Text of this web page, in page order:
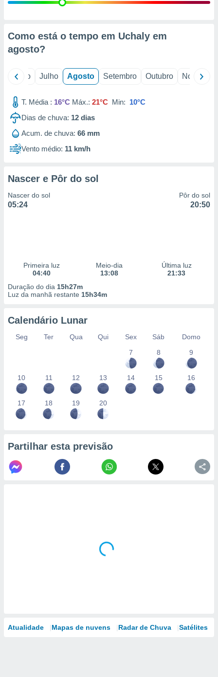
estudos
1199
Como está o tempo em Uchaly em
agosto?
Junho Julho Agosto Setembro Outubro Novembro
T. Média : 16°C Máx.: 21°C Min: 10°C
Dias de chuva: 12 dias
Acum. de chuva: 66 mm
Vento médio: 11 km/h
Nascer e Pôr do sol
Nascer do sol
05:24
Pôr do sol
20:50
Primeira luz
04:40
Meio-dia
13:08
Última luz
21:33
Duração do dia 15h27m
Luz da manhã restante 15h34m
Calendário Lunar
Seg Ter Qua Qui Sex Sáb
Domo
7
8 9
10 11 12 13 14 15 16
17 18 19 20
Partilhar esta previsão
Atualidade Mapas de nuvens Radar de Chuva Satélites